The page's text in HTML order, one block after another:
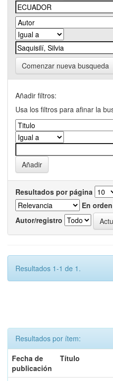
Comenzar nueva busqueda
Añadir filtros:
Usa los filtros para afinar la
Resultados por página
En orden
Autor/registro
Resultados 1-1 de 1.
Resultados por ítem:
Fecha de
publicación
Título